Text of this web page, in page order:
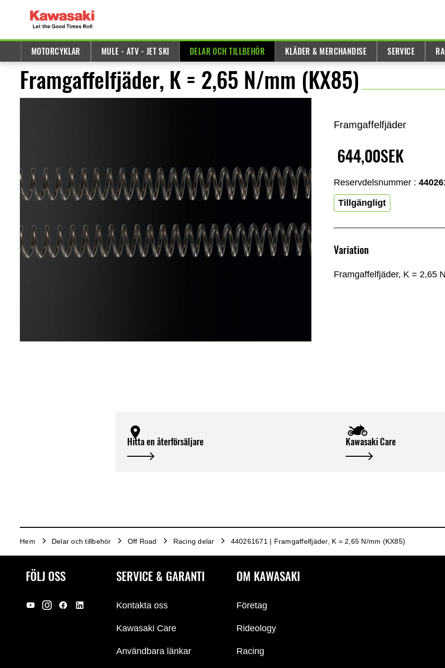
MOTORCYKLAR MULE - ATV - JET SKI DELAR OCH TILLBEHÖR KLÄDER & MERCHANDISE SERVICE
Framgaffelfjäder, K = 2,65 N/mm (KX85)
Framgaffelfjäder
644,00SEK
Reservdelsnummer :
Tillgängligt
Variation
Framgaffelfjäder, K = 2,65
Hitta en återförsäljare Kawasaki Care
Hem Delar och tillbehör Off Road Racing delar 440261671 | Framgaffelfjäder, K = 2,65 N/mm (KX85)
FÖLJ OSS SERVICE & GARANTI
Kontakta oss
Kawasaki Care
Användbara länkar
OM KAWASAKI
Företag
Rideology
Racing